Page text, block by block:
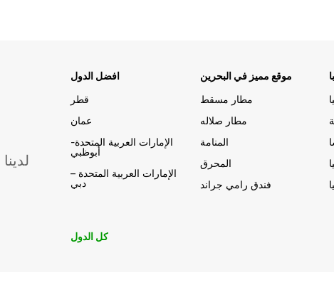
لدينا
افضل الدول
قطر
عمان
الإمارات العربية المتحدة-
أبوظبي
الإمارات العربية المتحدة –
دبي
موقع مميز في البحرين
مطار مسقط
مطار صلاله
المنامة
المحرق
فندق رامي جراند
كل الدول